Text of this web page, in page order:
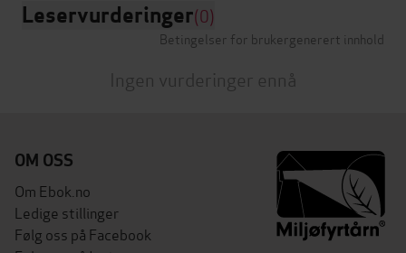
Leservurderinger(0)
Betingelser for brukergenerert innhold
Ingen vurderinger ennå
OM OSS
Om Ebok.no
Ledige stillinger
Følg oss på Facebook